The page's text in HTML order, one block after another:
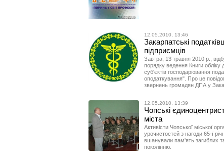
12.05.2010, 13:46
Закарпатські
підприємців
Завтра, 13 травня 2010 р.,
порядку ведення Книги обліку
суб'єктів господарювання
оподаткування". Про це
звернень громадян ДПА у
12.05.2010, 13:39
Чопські
міста
Активісти Чопської міської
урочистостей з нагоди 65-ї
вшанували пам'ять загиблих
поколінню.